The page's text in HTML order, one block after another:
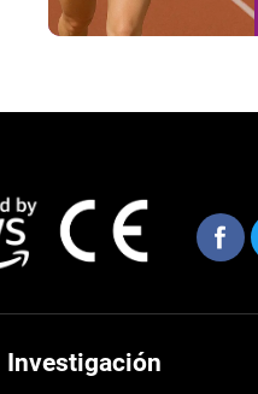
Investigación